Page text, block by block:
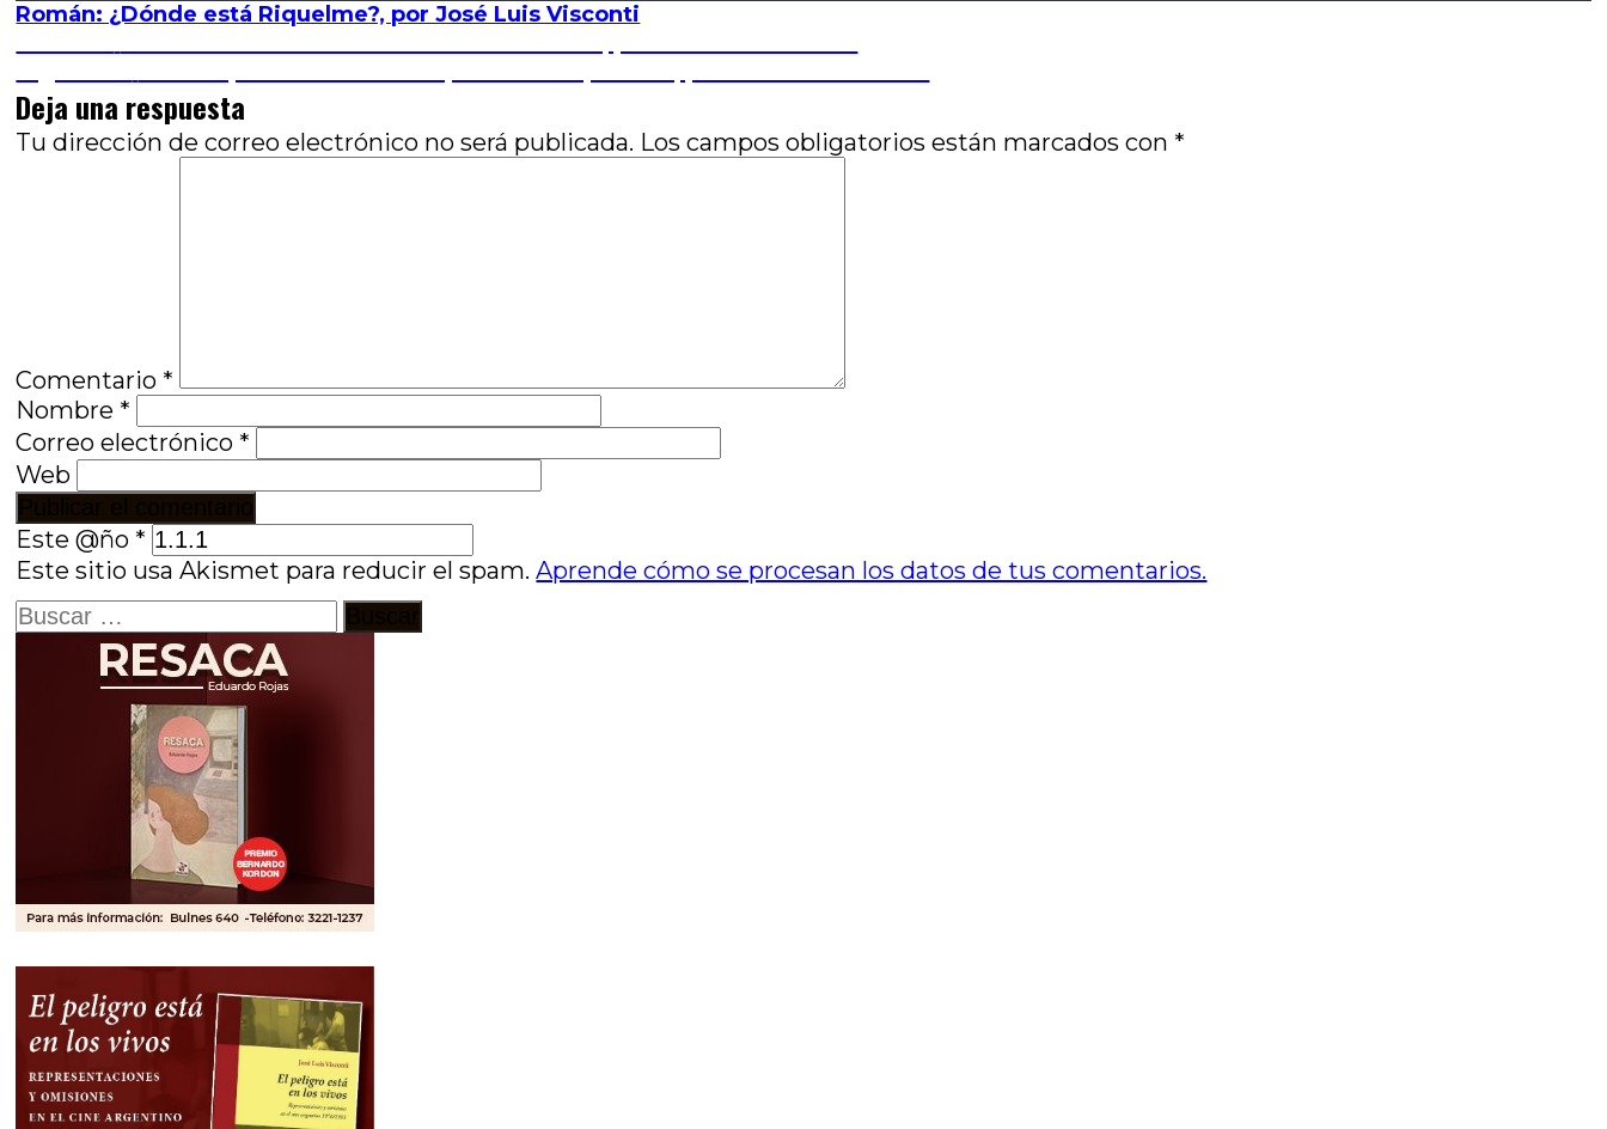
Román: ¿Dónde está Riquelme?, por José Luis Visconti
Navegación
de
entradas
siguiente:
Deja una respuesta
Tu dirección de correo electrónico no será publicada. Los campos obligatorios están marcados con *
Comentario *
Nombre *
Correo electrónico *
Web
Este @ño *
Este sitio usa Akismet para reducir el spam.Aprende cómo se procesan los datos de tus comentarios.
Buscar: